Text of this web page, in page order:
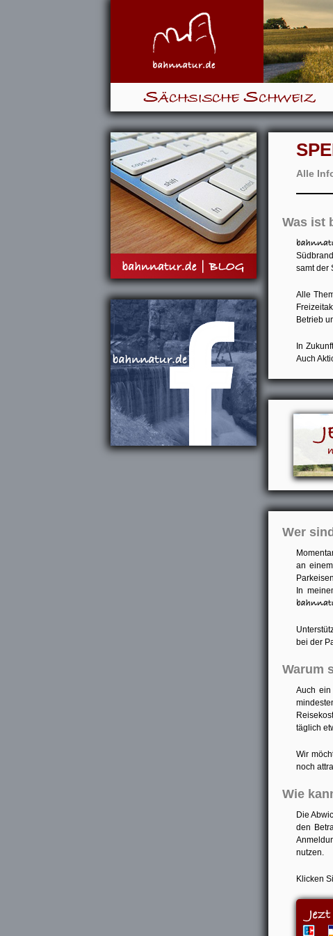
Sächsische Schweiz
Alle
Was ist
samt der
Alle
Betrieb
In
Auch
Wer
an
In
bei der
Warum
Auch
täglich
Wir
noch
Wie
Die
den
nutzen.
Klicken